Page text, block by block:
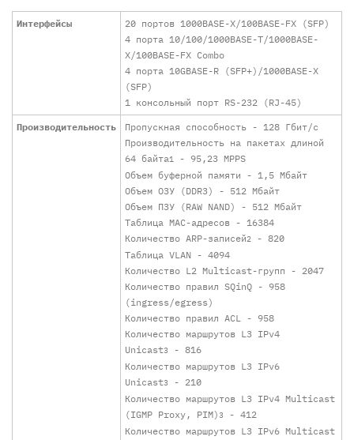
Интерфейсы
20 портов 1000BASE-X/100BASE-FX (SFP)
4 порта 10/100/1000BASE-T/1000BASE-
X/100BASE-FX Combo
4 порта 10GBASE-R (SFP+)/1000BASE-X
(SFP)
1 консольный порт RS-232 (RJ-45)
Производительность
Пропускная способность - 128 Гбит/с
Производительность на пакетах длиной
64 байта1 - 95,23 МРРS
Объем буферной памяти - 1,5 Мбайт
Объем ОЗУ (DDR3) - 512 Мбайт
Объем ПЗУ (RAW NAND) - 512 Мбайт
Таблица MAC-адресов - 16384
Количество ARP-записей2 - 820
Таблица VLAN - 4094
Количество L2 Multicast-групп - 2047
Количество правил SQinQ - 958
(ingress/egress)
Количество правил ACL - 958
Количество маршрутов L3 IPv4
Unicast3
- 816
Количество маршрутов L3 IPv6
Unicast3
- 210
Количество маршрутов L3 IPv4 Multicast
(IGMP Proxy, PIM)3
- 412
Количество маршрутов L3 IPv6 Multicast